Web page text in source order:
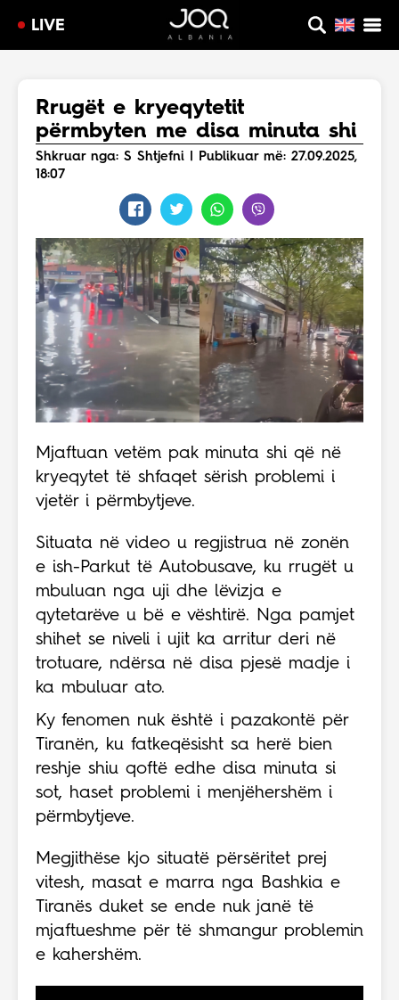
LIVE
Rrugët e kryeqytetit
përmbyten me disa minuta shi
Shkruar nga: S Shtjefni | Publikuar më: 27.09.2025,
18:07
Mjaftuan vetëm pak minuta shi që në
kryeqytet të shfaqet sërish problemi i
vjetër i përmbytjeve.
Situata në video u regjistrua në zonën
e ish-Parkut të Autobusave, ku rrugët u
mbuluan nga uji dhe lëvizja e
qytetarëve u bë e vështirë. Nga pamjet
shihet se niveli i ujit ka arritur deri në
trotuare, ndërsa në disa pjesë madje i
ka mbuluar ato.
Ky fenomen nuk është i pazakontë për
Tiranën, ku fatkeqësisht sa herë bien
reshje shiu qoftë edhe disa minuta si
sot, haset problemi i menjëhershëm i
përmbytjeve.
Megjithëse kjo situatë përsëritet prej
vitesh, masat e marra nga Bashkia e
Tiranës duket se ende nuk janë të
mjaftueshme për të shmangur problemin
e kahershëm.